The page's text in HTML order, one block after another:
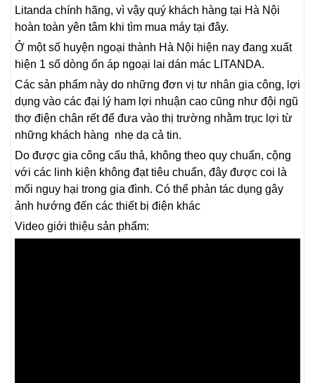
Litanda chính hãng, vì vậy quý khách hàng tại Hà Nội
hoàn toàn yên tâm khi tìm mua máy tại đây.
Ở một số huyện ngoại thành Hà Nội hiện nay đang xuất
hiện 1 số dòng ổn áp ngoại lai dán mác LITANDA.
Các sản phẩm này do những đơn vị tư nhân gia công, lợi
dụng vào các đại lý ham lợi nhuận cao cũng như đội ngũ
thợ điện chân rết để đưa vào thị trường nhằm trục lợi từ
những khách hàng nhẹ dạ cả tin.
Do được gia công cẩu thả, không theo quy chuẩn, cộng
với các linh kiện không đạt tiêu chuẩn, đây được coi là
mối nguy hại trong gia đình. Có thể phản tác dụng gây
ảnh hướng đến các thiết bị điện khác
Video giới thiệu sản phẩm: